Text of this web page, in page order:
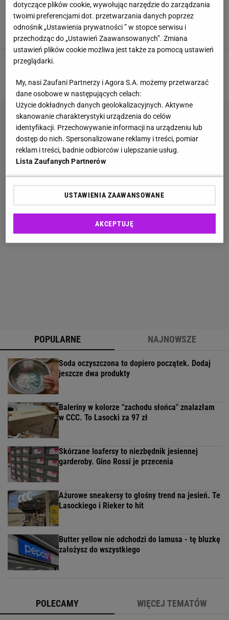
Pytamy o 10 słów, które pochodzą z języka
włoskiego. Wiesz, co znaczą?
JĘZYK POLSKI JĘZYK WŁOSKI QUIZ WIEDZY ROZRYWKA
POPULARNE NAJNOWSZE
Soda oczyszczona to dopiero początek. Dodaj
jeszcze dwa produkty
Baleriny w kolorze "zachodu słońca" znalazłam
w CCC. To Lasocki za 97 zł
Skórzane loafersy to niezbędnik jesiennej
garderoby. Gino Rossi je przecenia
Ażurowe sneakersy to głośny trend na jesień. Te
Lasockiego i Rieker to hit
Butter yellow nie odchodzi do lamusa - tę bluzkę
założysz do wszystkiego
POLECAMY WIĘCEJ TEMATÓW
dotyczące plików cookie, wywołując narzędzie do zarządzania
twoimi preferencjami dot. przetwarzania danych poprzez
odnośnik „Ustawienia prywatności ” w stopce serwisu i
przechodząc do „Ustawień Zaawansowanych”. Zmiana
ustawień plików cookie możliwa jest także za pomocą ustawień
przeglądarki.
My, nasi Zaufani Partnerzy i Agora S.A. możemy przetwarzać
dane osobowe w następujących celach:
Użycie dokładnych danych geolokalizacyjnych. Aktywne
skanowanie charakterystyki urządzenia do celów
identyfikacji. Przechowywanie informacji na urządzeniu lub
dostęp do nich. Spersonalizowane reklamy i treści, pomiar
reklam i treści, badnie odbiorców i ulepszanie usług.
Lista Zaufanych Partnerów
USTAWIENIA ZAAWANSOWANE
AKCEPTUJĘ